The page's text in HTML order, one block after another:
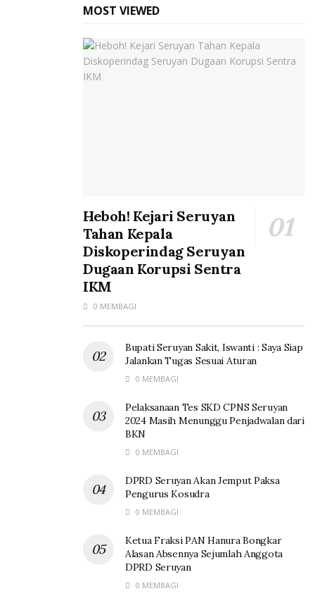
MOST VIEWED
Heboh! Kejari Seruyan
Tahan Kepala
Diskoperindag Seruyan
Dugaan Korupsi Sentra
IKM
0 MEMBAGI
Bupati Seruyan Sakit, Iswanti : Saya Siap
Jalankan Tugas Sesuai Aturan
0 MEMBAGI
Pelaksanaan Tes SKD CPNS Seruyan
2024 Masih Menunggu Penjadwalan dari
BKN
0 MEMBAGI
DPRD Seruyan Akan Jemput Paksa
Pengurus Kosudra
0 MEMBAGI
Ketua Fraksi PAN Hanura Bongkar
Alasan Absennya Sejumlah Anggota
DPRD Seruyan
0 MEMBAGI